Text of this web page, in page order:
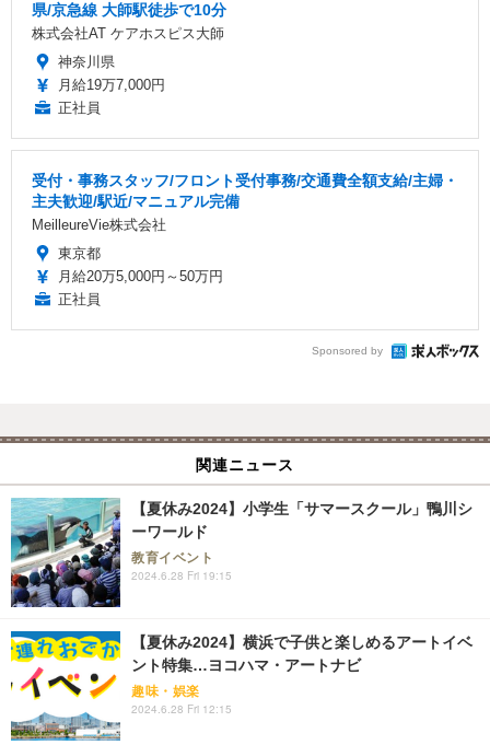
県/京急線 大師駅徒歩で10分
株式会社AT ケアホスピス大師
神奈川県
月給19万7,000円
正社員
受付・事務スタッフ/フロント受付事務/交通費全額支給/主婦・
主夫歓迎/駅近/マニュアル完備
MeilleureVie株式会社
東京都
月給20万5,000円～50万円
正社員
Sponsored by
関連ニュース
【夏休み2024】小学生「サマースクール」鴨川シ
ーワールド
教育イベント
2024.6.28 Fri 19:15
【夏休み2024】横浜で子供と楽しめるアートイベ
ント特集…ヨコハマ・アートナビ
趣味・娯楽
2024.6.28 Fri 12:15